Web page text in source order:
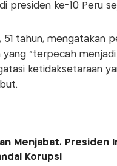
presiden ke-10 Peru
51 tahun, mengatakan
yang "terpecah
ketidaksetaraan
Menjabat, Presiden
Korupsi